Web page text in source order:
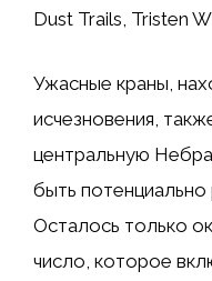
Dust Trails, Tristen
Ужасные краны,
исчезновения,
центральную
быть потенциально
Осталось только
число, которое